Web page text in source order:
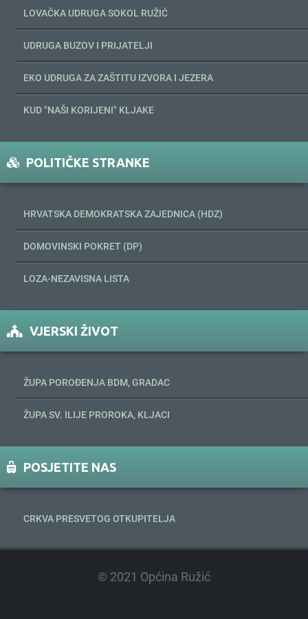
LOVAČKA UDRUGA SOKOL RUŽIĆ
UDRUGA BUZOV I PRIJATELJI
EKO UDRUGA ZA ZAŠTITU IZVORA I JEZERA
KUD "NAŠI KORIJENI" KLJAKE
POLITIČKE STRANKE
HRVATSKA DEMOKRATSKA ZAJEDNICA (HDZ)
DOMOVINSKI POKRET (DP)
LOZA-NEZAVISNA LISTA
VJERSKI ŽIVOT
ŽUPA POROĐENJA BDM, GRADAC
ŽUPA SV. ILIJE PROROKA, KLJACI
POSJETITE NAS
CRKVA PRESVETOG OTKUPITELJA
© 2021 Općina Ružić